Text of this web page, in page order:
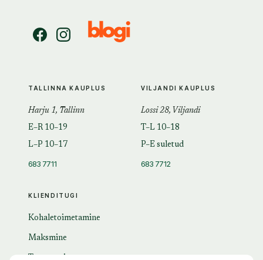
KLIENDITUGI
Kohaletoimetamine
Maksmine
TALLINNA KAUPLUS
Harju 1, Tallinn
E–R 10–19
L–P 10–17
683 7711
VILJANDI KAUPLUS
Lossi 28, Viljandi
T–L 10–18
P–E suletud
683 7712